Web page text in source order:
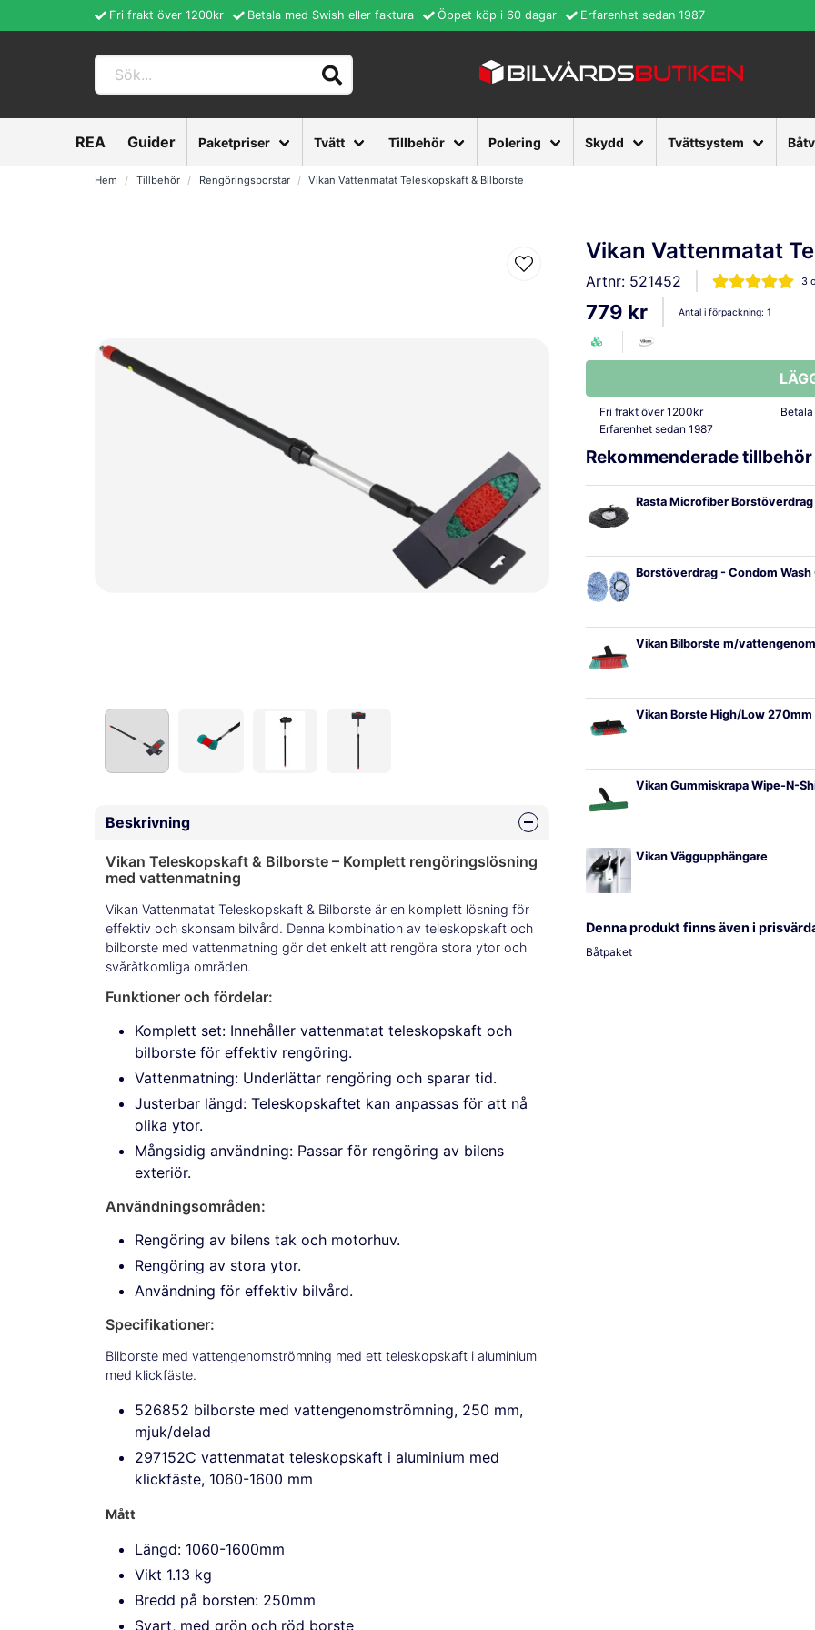
Fri frakt över 1200kr Betala med Swish eller faktura Öppet köp i 60 dagar Erfarenhet sedan 1987
REA Guider Paketpriser Tvätt Tillbehör Polering Skydd Tvättsystem
Hem Tillbehör Rengöringsborstar Vikan Vattenmatat Teleskopskaft & Bilborste
Beskrivning
Vikan Teleskopskaft & Bilborste – Komplett rengöringslösning
med vattenmatning
Vikan Vattenmatat Teleskopskaft & Bilborste är en komplett lösning för
effektiv och skonsam bilvård. Denna kombination av teleskopskaft och
bilborste med vattenmatning gör det enkelt att rengöra stora ytor och
svåråtkomliga områden.
Funktioner och fördelar:
Komplett set: Innehåller vattenmatat teleskopskaft och
bilborste för effektiv rengöring.
Vattenmatning: Underlättar rengöring och sparar tid.
Justerbar längd: Teleskopskaftet kan anpassas för att nå
olika ytor.
Mångsidig användning: Passar för rengöring av bilens
exteriör.
Användningsområden:
Rengöring av bilens tak och motorhuv.
Rengöring av stora ytor.
Användning för effektiv bilvård.
Specifikationer:
Bilborste med vattengenomströmning med ett teleskopskaft i aluminium
med klickfäste.
526852 bilborste med vattengenomströmning, 250 mm,
mjuk/delad
297152C vattenmatat teleskopskaft i aluminium med
klickfäste, 1060-1600 mm
Mått
Längd: 1060-1600mm
Vikt 1.13 kg
Bredd på borsten: 250mm
Svart, med grön och röd borste
Vikan Vattenmatat
Artnr: 521452 3
779 kr Antal i förpackning: 1
Fri frakt över 1200kr
Erfarenhet sedan 1987
Rekommenderade tillbehör
Rasta Microfiber Borstöverdrag
Borstöverdrag - Condom Wash
Vikan Bilborste m/
Vikan Borste High/Low 270mm
Vikan Gummiskrapa Wipe-N-
Vikan Väggupphängare
Denna produkt finns även i
Båtpaket